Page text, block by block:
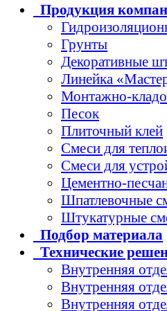
Продукция
Грунты
Декоративные
Линейка
Монтажно-
Песок
Плиточный клей
Смеси для
Смеси для
Цементно-
Шпатлевочные
Штукатурные
Подбор материала
Технические
Внутренняя
Внутренняя
Внутренняя